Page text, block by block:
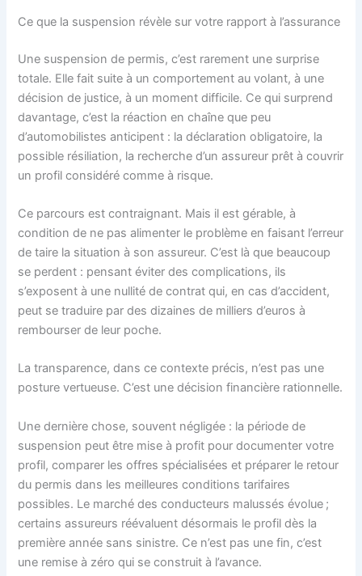
Ce que la suspension révèle sur votre rapport à l’assurance
Une suspension de permis, c’est rarement une surprise
totale. Elle fait suite à un comportement au volant, à une
décision de justice, à un moment difficile. Ce qui surprend
davantage, c’est la réaction en chaîne que peu
d’automobilistes anticipent : la déclaration obligatoire, la
possible résiliation, la recherche d’un assureur prêt à couvrir
un profil considéré comme à risque.
Ce parcours est contraignant. Mais il est gérable, à
condition de ne pas alimenter le problème en faisant l’erreur
de taire la situation à son assureur. C’est là que beaucoup
se perdent : pensant éviter des complications, ils
s’exposent à une nullité de contrat qui, en cas d’accident,
peut se traduire par des dizaines de milliers d’euros à
rembourser de leur poche.
La transparence, dans ce contexte précis, n’est pas une
posture vertueuse. C’est une décision financière rationnelle.
Une dernière chose, souvent négligée : la période de
suspension peut être mise à profit pour documenter votre
profil, comparer les offres spécialisées et préparer le retour
du permis dans les meilleures conditions tarifaires
possibles. Le marché des conducteurs malussés évolue ;
certains assureurs réévaluent désormais le profil dès la
première année sans sinistre. Ce n’est pas une fin, c’est
une remise à zéro qui se construit à l’avance.